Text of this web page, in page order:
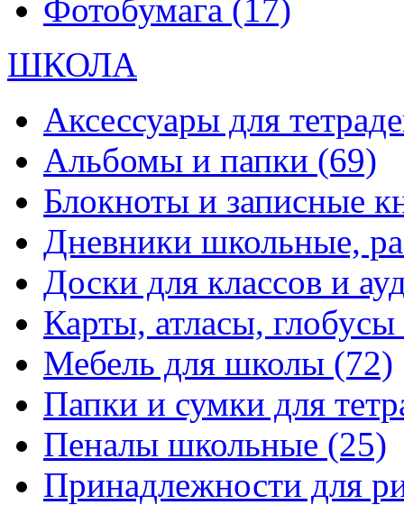
Фотобумага (17)
ШКОЛА
Аксессуары для
Альбомы и папки (69)
Блокноты и записные
Дневники школьные,
Доски для классов и
Карты, атласы, глобусы
Мебель для школы (72)
Папки и сумки для
Пеналы школьные (25)
Принадлежности для